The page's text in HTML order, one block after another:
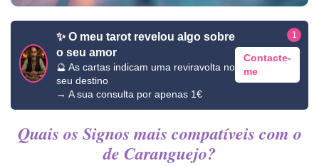
✨ O meu tarot revelou algo sobre
o seu amor
🔮 As cartas indicam uma reviravolta no
seu destino
→ A sua consulta por apenas 1€
Contacte-
me
1
Quais os Signos mais compatíveis com o
de Caranguejo?